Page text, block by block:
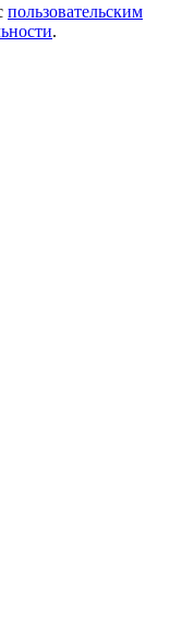
пользовательским
.